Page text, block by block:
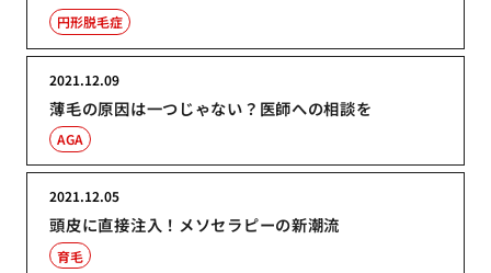
円形脱毛症
薄毛の原因は一つじゃない？医師への相談を
2021.12.09
AGA
頭皮に直接注入！メソセラピーの新潮流
2021.12.05
育毛